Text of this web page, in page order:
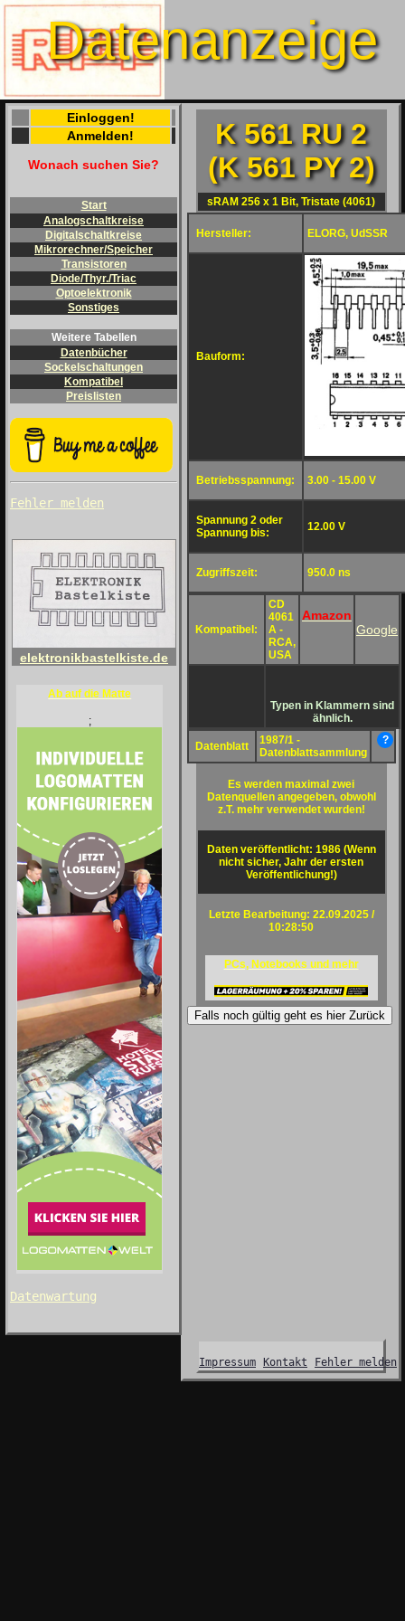
Datenanzeige
Einloggen!
Anmelden!
Wonach suchen Sie?
Start
Analogschaltkreise
Digitalschaltkreise
Mikrorechner/Speicher
Transistoren
Diode/Thyr./Triac
Optoelektronik
Sonstiges
Weitere Tabellen
Datenbücher
Sockelschaltungen
Kompatibel
Preislisten
Fehler melden
elektronikbastelkiste.de
Ab auf die Matte
;
Datenwartung
K 561 RU 2
(K 561 PY 2)
sRAM 256 x 1 Bit, Tristate (4061)
Hersteller: ELORG, UdSSR
Bauform:
Betriebsspannung: 3.00 - 15.00 V
Spannung 2 oder
Spannung bis:
12.00 V
Zugriffszeit: 950.0 ns
Kompatibel:
CD
4061
A -
RCA,
USA
Amazon
Google
Typen in Klammern sind
ähnlich.
Datenblatt
1987/1 -
Datenblattsammlung
?
Es werden maximal zwei
Datenquellen angegeben, obwohl
z.T. mehr verwendet wurden!
Daten veröffentlicht: 1986 (Wenn
nicht sicher, Jahr der ersten
Veröffentlichung!)
Letzte Bearbeitung: 22.09.2025 /
10:28:50
PCs, Notebooks und mehr
Falls noch gültig geht es hier Zurück
Impressum Kontakt Fehler melden